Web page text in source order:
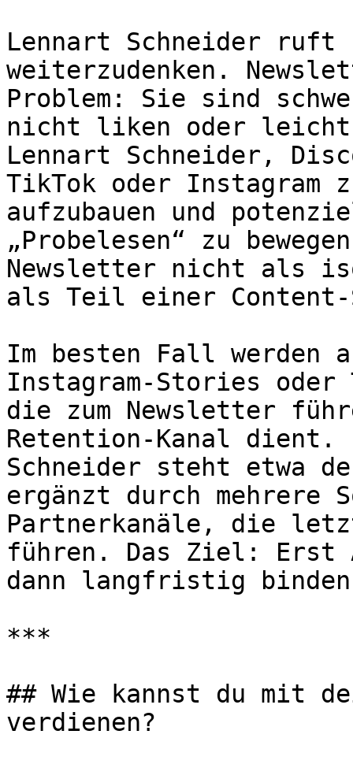
Lennart Schneider ruft
weiterzudenken.
Problem: Sie sind
nicht liken oder
Lennart Schneider,
TikTok oder Instagram
aufzubauen und
„Probelesen“ zu
Newsletter nicht als
als Teil einer Content-
Im besten Fall werden
Instagram-Stories oder
die zum Newsletter
Retention-Kanal dient.
Schneider steht etwa
ergänzt durch mehrere
Partnerkanäle, die
führen. Das Ziel: Erst
dann langfristig
***
## Wie kannst du mit
verdienen?